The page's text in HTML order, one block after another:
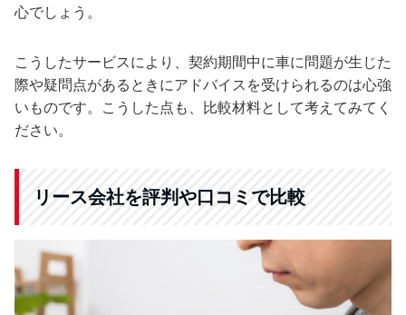
心でしょう。
こうしたサービスにより、契約期間中に車に問題が生じた
際や疑問点があるときにアドバイスを受けられるのは心強
いものです。こうした点も、比較材料として考えてみてく
ださい。
リース会社を評判や口コミで比較